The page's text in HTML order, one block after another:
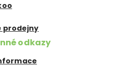
prodejny
odkazy